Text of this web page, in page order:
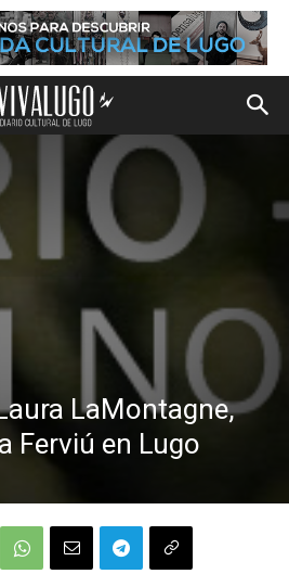
LaMontagne,
Ferviú en Lugo